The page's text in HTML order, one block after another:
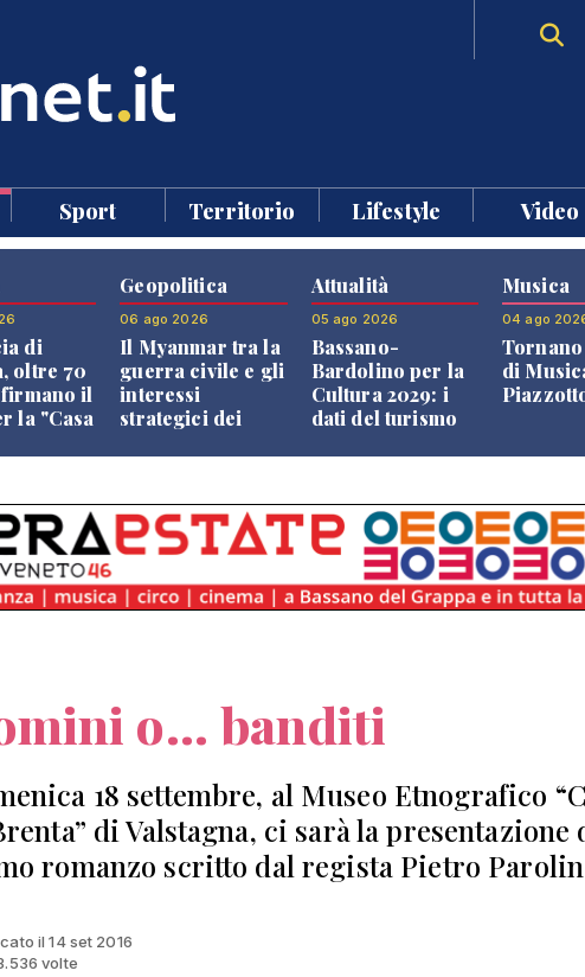
Sport Territorio Lifestyle Video
di
oltre 70
il
la "Casa
Geopolitica
06 ago 2026
Il Myanmar tra la
guerra civile e gli
interessi
strategici dei
Attualità
05 ago 2026
Bassano-
Bardolino per la
Cultura 2029: i
dati del turismo
Musica
04 ago
di
o... banditi
18 settembre, al Museo Etnografico
di Valstagna, ci sarà la presentazione
romanzo scritto dal regista Pietro Parolin
il 14 set 2016
volte